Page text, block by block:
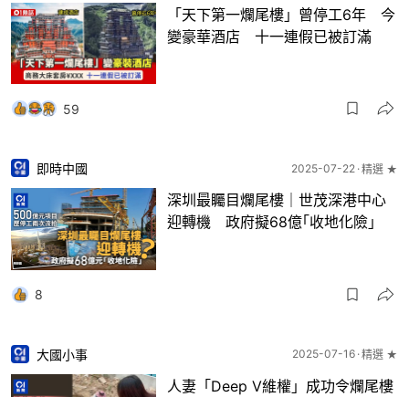
「天下第一爛尾樓」曾停工6年 今
變豪華酒店 十一連假已被訂滿
59
即時中國 2025-07-22 精選 ★
深圳最矚目爛尾樓｜世茂深港中心
迎轉機 政府擬68億｢收地化險｣
8
大國小事 2025-07-16 精選 ★
人妻「Deep V維權」成功令爛尾樓